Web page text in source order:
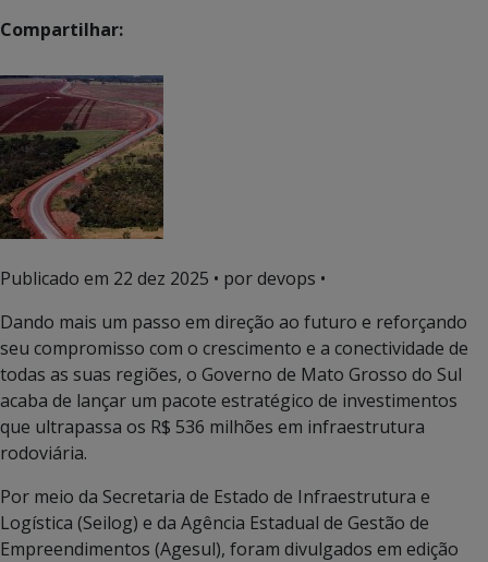
Compartilhar:
Publicado em 22 dez 2025 • por devops •
Dando mais um passo em direção ao futuro e reforçando
seu compromisso com o crescimento e a conectividade de
todas as suas regiões, o Governo de Mato Grosso do Sul
acaba de lançar um pacote estratégico de investimentos
que ultrapassa os R$ 536 milhões em infraestrutura
rodoviária.
Por meio da Secretaria de Estado de Infraestrutura e
Logística (Seilog) e da Agência Estadual de Gestão de
Empreendimentos (Agesul), foram divulgados em edição